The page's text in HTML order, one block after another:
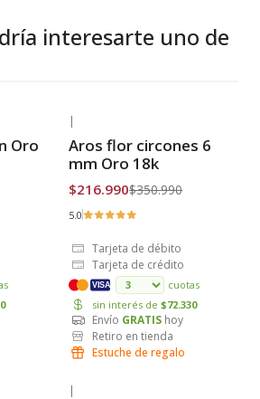
interesarte uno de
Oro
Envío Gratis
|
Aros flor circones 6
mm Oro 18k
$216.990$350.990
5.0
Tarjeta de débito
Tarjeta de crédito
VISA
cuotas
sin interés de $72.330
Envío GRATIS hoy
Retiro en tienda
Estuche de regalo
|